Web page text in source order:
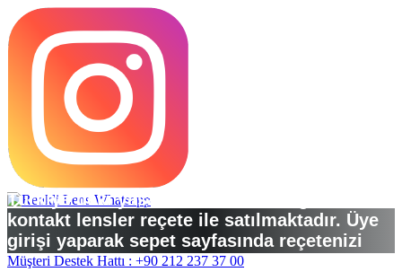
Türkiye’deki yasal düzenlemelere göre
kontakt lensler reçete ile satılmaktadır. Üye
girişi yaparak sepet sayfasında reçetenizi
yükleyebilirsiniz.
Müşteri Destek Hattı : +90 212 237 37 00